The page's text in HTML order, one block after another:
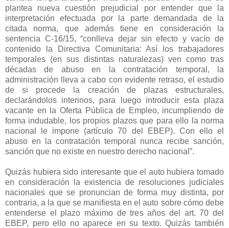
plantea nueva cuestión prejudicial por entender que la
interpretación efectuada por la parte demandada de la
citada norma, que además tiene en consideración la
sentencia C-16/15, “conlleva dejar sin efecto y vacío de
contenido la Directiva Comunitaria: Así los trabajadores
temporales (en sus distintas naturalezas) ven como tras
décadas de abuso en la contratación temporal, la
administración lleva a cabo con evidente retraso, el estudio
de si procede la creación de plazas estructurales,
declarándolos interinos, para luego introducir esta plaza
vacante en la Oferta Pública de Empleo, incumpliendo de
forma indudable, los propios plazos que para ello la norma
nacional le impone (artículo 70 del EBEP). Con ello el
abuso en la contratación temporal nunca recibe sanción,
sanción que no existe en nuestro derecho nacional”.
Quizás hubiera sido interesante que el auto hubiera tomado
en consideración la existencia de resoluciones judiciales
nacionales que se pronuncian de forma muy distinta, por
contraria, a la que se manifiesta en el auto sobre cómo debe
entenderse el plazo máximo de tres años del art. 70 del
EBEP, pero ello no aparece en su texto. Quizás también